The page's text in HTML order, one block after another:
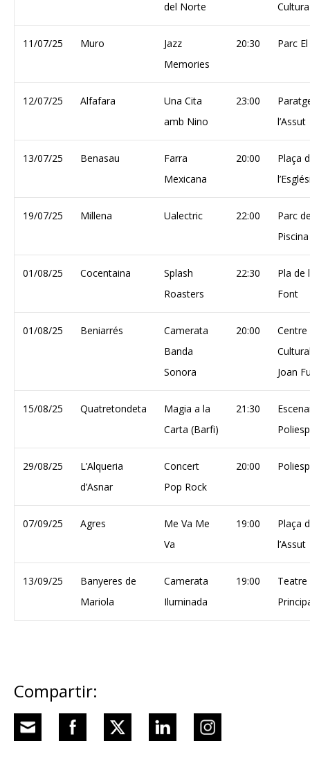
del Norte Cultura
11/07/25 Muro
Jazz
Memories
20:30 Parc
12/07/25 Alfafara
Una Cita
amb Nino
23:00
l’Assut
13/07/25 Benasau
Farra
Mexicana
20:00
Plaça
19/07/25 Millena Ualectric 22:00
Parc
Piscina
01/08/25 Cocentaina
Splash
Roasters
22:30
Pla de
Font
01/08/25 Beniarrés
Camerata
Banda
Sonora
20:00
Centre
Joan
15/08/25 Quatretondeta
Magia a la
Carta (Barfi)
21:30
29/08/25
L’Alqueria
d’Asnar
Concert
Pop Rock
20:00
07/09/25 Agres
Me Va Me
Va
19:00
Plaça
l’Assut
13/09/25
Banyeres de
Mariola
Camerata
Iluminada
19:00
Teatre
Compartir: